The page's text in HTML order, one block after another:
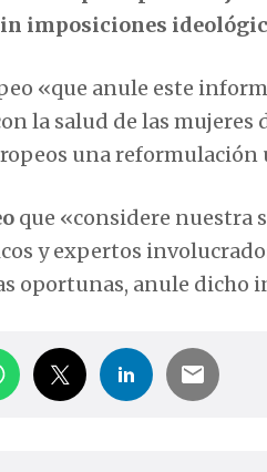
imposiciones
«que anule este
la salud de las mujeres
una reformulación
que «considere nuestra
y expertos
oportunas, anule dicho